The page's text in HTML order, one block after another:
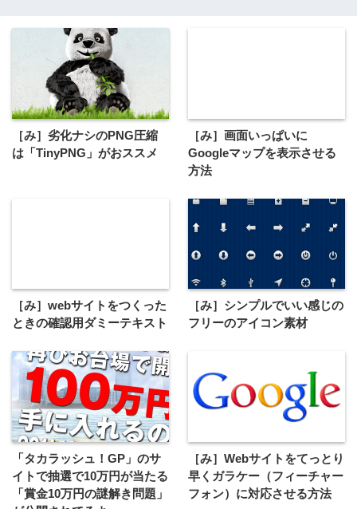
［み］劣化ナシのPNG圧縮
は「TinyPNG」がおススメ
［み］画面いっぱいに
Googleマップを表示させる
方法
［み］webサイトをつくった
ときの確認用ダミーテキスト
［み］シンプルでいい感じの
フリーのアイコン素材
「タカラッシュ！GP」のサ
イトで抽選で10万円が当たる
「賞金10万円の謎解き問題」
［み］Webサイトをてっとり
早くガラケー（フィーチャー
フォン）に対応させる方法